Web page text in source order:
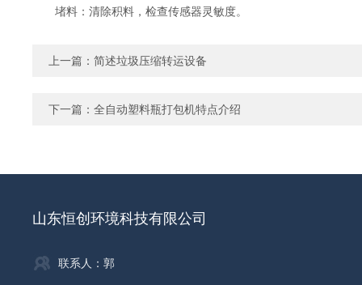
堵料：清除积料，检查传感器灵敏度。
上一篇： 简述垃圾压缩转运设备
下一篇： 全自动塑料瓶打包机特点介绍
山东恒创环境科技有限公司
联系人：郭